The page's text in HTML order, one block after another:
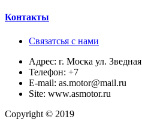
Контакты
Связатсья с нами
Адрес: г. Моска ул. Зведная
Телефон: +7
E-mail: as.motor@mail.ru
Site: www.asmotor.ru
Copyright © 2019